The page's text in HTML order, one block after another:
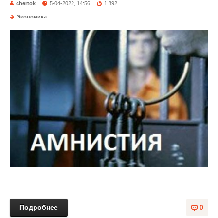
chertok 5-04-2022, 14:56 1 892
Экономика
0
Подробнее